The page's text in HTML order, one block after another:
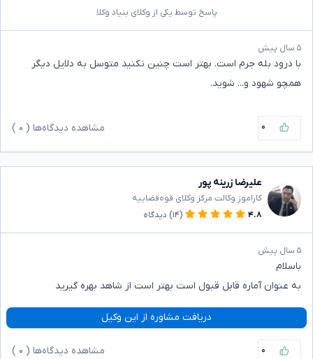
پاسخ توسط یکی از وکلای بنیاد وکلا
۵ سال پیش
با درود بله جرم است. بهتر است چنین نکنید متوسل به دلایل دیگر
همچو شهود و... شوید.
۰ مشاهده دیدگاه‌ها ( ۰
علیرضا زرینه پور
کاراموز وکالت مرکز وکلای قوه‌قضاییه
۴.۸
(۱۴) دیدگاه
۵ سال پیش
باسلام
به عنوان آماره قابل قبول است بهتر است از شاهد بهره گیرید
دریافت مشاوره از این وکیل
۰ مشاهده دیدگاه‌ها ( ۰